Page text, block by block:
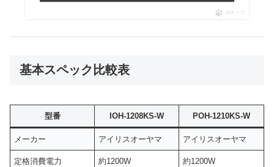
ポチップ
基本スペック比較表
型番 IOH-1208KS-W POH-1210KS-W
メーカー アイリスオーヤマ アイリスオーヤマ
定格消費電力 約1200W 約1200W